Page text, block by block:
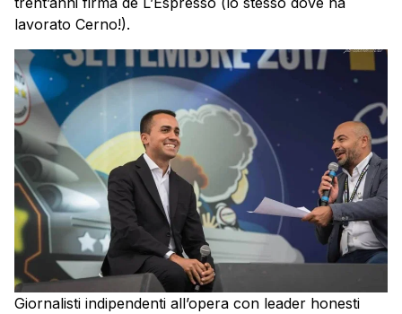
lavorato Cerno!).
Giornalisti indipendenti all’opera con leader honesti